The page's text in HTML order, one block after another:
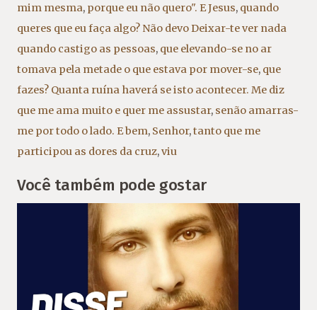
mim mesma, porque eu não quero". E Jesus, quando
queres que eu faça algo? Não devo Deixar-te ver nada
quando castigo as pessoas, que elevando-se no ar
tomava pela metade o que estava por mover-se, que
fazes? Quanta ruína haverá se isto acontecer. Me diz
que me ama muito e quer me assustar, senão amarras-
me por todo o lado. E bem, Senhor,tanto que me
participou as dores da cruz,viu
Você também pode gostar